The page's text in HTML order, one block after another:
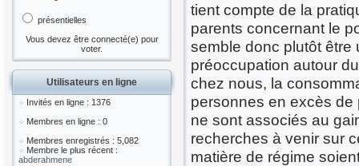
présentielles
Vous devez être connecté(e) pour
voter.
Utilisateurs en ligne
Invités en ligne : 1376
Membres en ligne : 0
Membres enregistrés : 5,082
Membre le plus récent :
abderahmene
tient compte de la
parents concernant le
semble donc plutôt être
préoccupation autour
chez nous, la
personnes en excès
ne sont associés au
recherches à venir sur
matière de régime